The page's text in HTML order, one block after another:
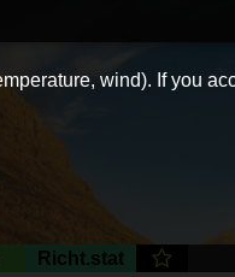
Richt.stat
wind). If you